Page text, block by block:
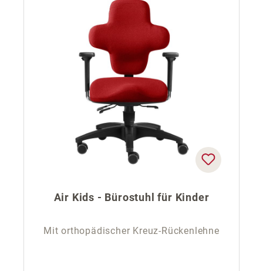
Air Kids - Bürostuhl für Kinder
Mit orthopädischer Kreuz-Rückenlehne